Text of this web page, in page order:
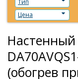
Тип
Цена
(обогрев